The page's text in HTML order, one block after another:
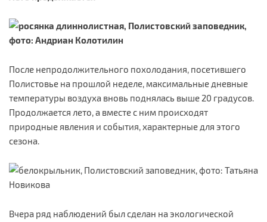
После непродолжительного похолодания, посетившего
Полистовье на прошлой неделе, максимальные дневные
температуры воздуха вновь поднялась выше 20 градусов.
Продолжается лето, а вместе с ним происходят
природные явления и события, характерные для этого
сезона.
Вчера ряд наблюдений был сделан на экологической